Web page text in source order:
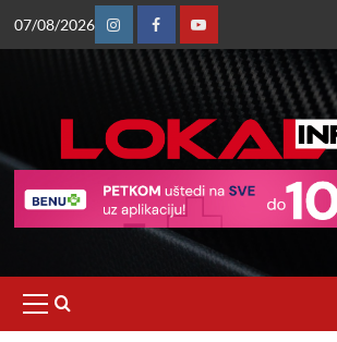
07/08/2026
InstagramFacebookYoutube
Menu